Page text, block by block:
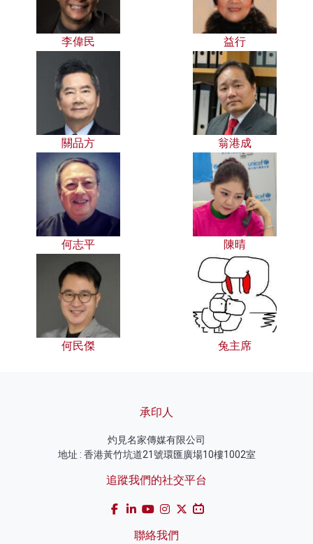
李偉民 益行
關品方 翁港成
何志平 陳晴
何民傑 兔主席
承印人
灼見名家傳媒有限公司
地址 : 香港黃竹坑道21號環匯廣場10樓1002室
追蹤我們的社交平台
聯絡我們